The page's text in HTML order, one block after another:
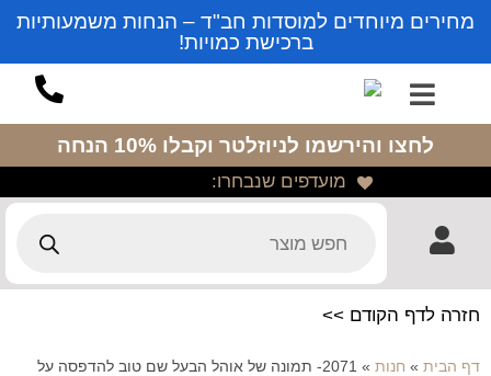
מחירים מיוחדים למוסדות חב"ד – הנחות משמעותיות
ברכישת כמויות!
לחצו והירשמו לניוזלטר וקבלו 10% הנחה
מועדפים שנבחרו:
חזרה לדף הקודם >>
דף הבית » חנות »
2071- תמונה של אוהל הבעל שם טוב להדפסה על